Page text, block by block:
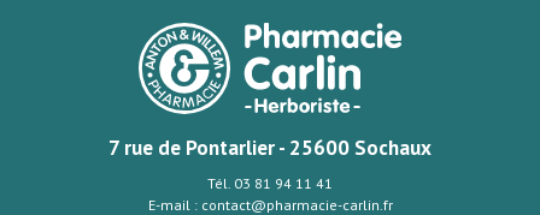
7 rue de Pontarlier - 25600 Sochaux
Tél. 03 81 94 11 41
E-mail : contact@pharmacie-carlin.fr